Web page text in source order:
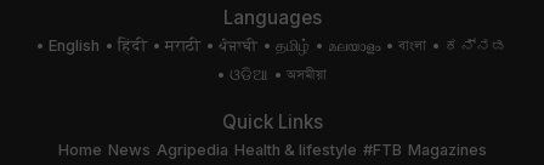
Languages
English हिंदी मराठी ਪੰਜਾਬੀ தமிழ் മലയാളം বাংলা
ಕನ್ನಡ
ଓଡିଆ
অসমীয়া
Quick Links
Home News Agripedia Health & lifestyle #FTB Magazines